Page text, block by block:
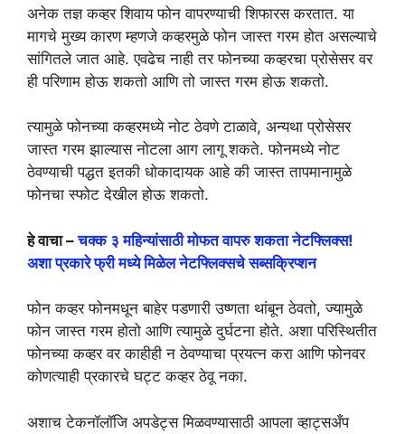
अनेक तज्ञ कव्हर शिवाय फोन वापरण्याची शिफारस करतात. या
मागचे मुख्य कारण म्हणजे कव्हरमुळे फोन जास्त गरम होत असल्याचे
सांगितले जात आहे. एवढेच नाही तर फोनच्या कव्हरचा प्रोसेसर वर
ही परिणाम होऊ शकतो आणि तो जास्त गरम होऊ शकतो.
त्यामुळे फोनच्या कव्हरमध्ये नोट ठेवणे टाळावे, अन्यथा प्रोसेसर
जास्त गरम झाल्यास नोटला आग लागू शकते. फोनमध्ये नोट
ठेवण्याची पद्धत इतकी धोकादायक आहे की जास्त तापमानामुळे
फोनचा स्फोट देखील होऊ शकतो.
हे वाचा –चक्क ३ महिन्यांसाठी मोफत वापरु शकता नेटफ्लिक्स!
अशा प्रकारे फ्री मध्ये मिळेल नेटफ्लिक्सचे सब्सक्रिप्शन
फोन कव्हर फोनमधून बाहेर पडणारी उष्णता थांबून ठेवतो, ज्यामुळे
फोन जास्त गरम होतो आणि त्यामुळे दुर्घटना होते. अशा परिस्थितीत
फोनच्या कव्हर वर काहीही न ठेवण्याचा प्रयत्न करा आणि फोनवर
कोणत्याही प्रकारचे घट्ट कव्हर ठेवू नका.
अशाच टेकनॉलॉजि अपडेट्स मिळवण्यासाठी आपला व्हाट्सअँप